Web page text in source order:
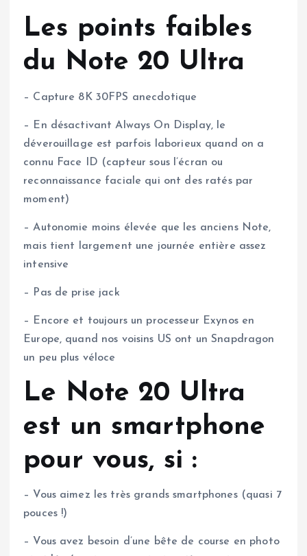
Les points faibles
du Note 20 Ultra
– Capture 8K 30FPS anecdotique
– En désactivant Always On Display, le
déverouillage est parfois laborieux quand on a
connu Face ID (capteur sous l’écran ou
reconnaissance faciale qui ont des ratés par
moment)
– Autonomie moins élevée que les anciens Note,
mais tient largement une journée entière assez
intensive
– Pas de prise jack
– Encore et toujours un processeur Exynos en
Europe, quand nos voisins US ont un Snapdragon
un peu plus véloce
Le Note 20 Ultra
est un smartphone
pour vous, si :
– Vous aimez les très grands smartphones (quasi 7
pouces !)
– Vous avez besoin d’une bête de course en photo